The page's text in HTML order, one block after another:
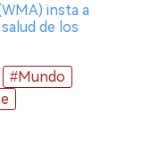
insta a
de los
#Mundo